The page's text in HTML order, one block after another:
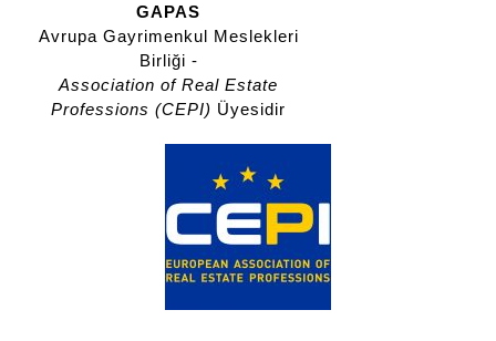
GAPAS
Avrupa Gayrimenkul Meslekleri
Birliği -
Association of Real Estate
Professions (CEPI) Üyesidir